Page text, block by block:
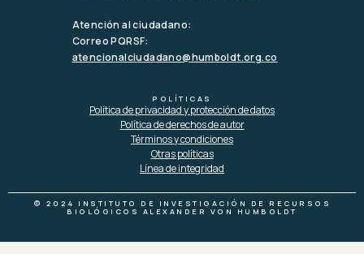
Atención al ciudadano:
Correo PQRSF:
atencionalciudadano@humboldt.org.co
POLÍTICAS
Política de privacidad y protección de datos
Política de derechos de autor
Términos y condiciones
Otras políticas
Línea de integridad
© 2024 INSTITUTO DE INVESTIGACIÓN DE RECURSOS
BIOLÓGICOS ALEXANDER VON HUMBOLDT